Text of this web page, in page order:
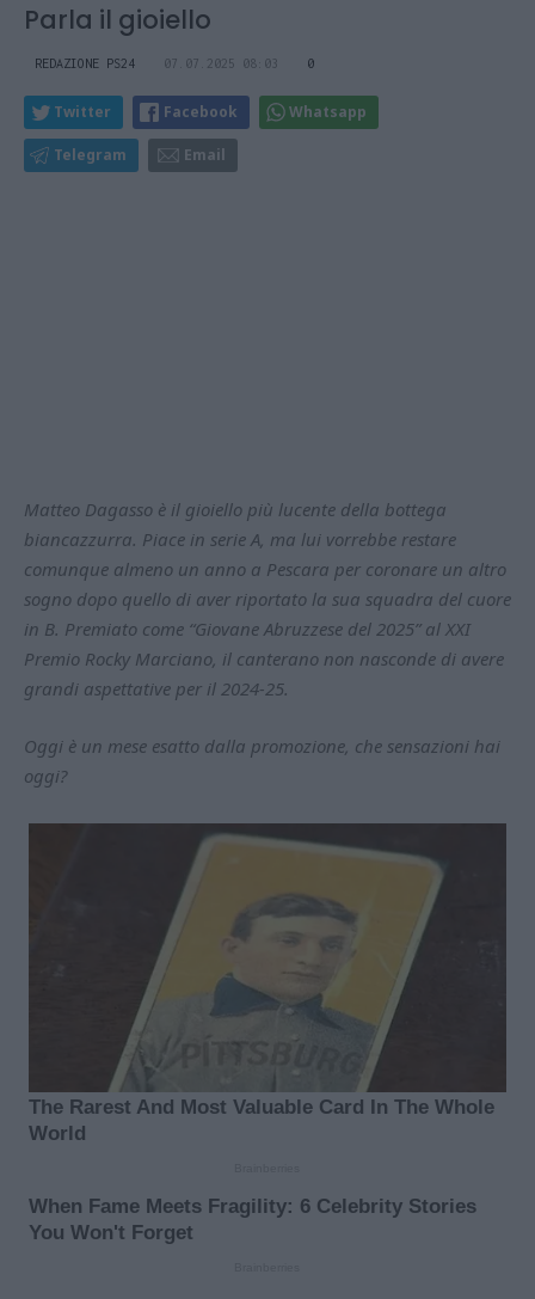
Parla il gioiello
REDAZIONE PS24 07.07.2025 08:03 0
Twitter Facebook Whatsapp
Telegram Email
Matteo Dagasso è il gioiello più lucente della bottega
biancazzurra. Piace in serie A, ma lui vorrebbe restare
comunque almeno un anno a Pescara per coronare un altro
sogno dopo quello di aver riportato la sua squadra del cuore
in B. Premiato come “Giovane Abruzzese del 2025” al XXI
Premio Rocky Marciano, il canterano non nasconde di avere
grandi aspettative per il 2024-25.
Oggi è un mese esatto dalla promozione, che sensazioni hai
oggi?